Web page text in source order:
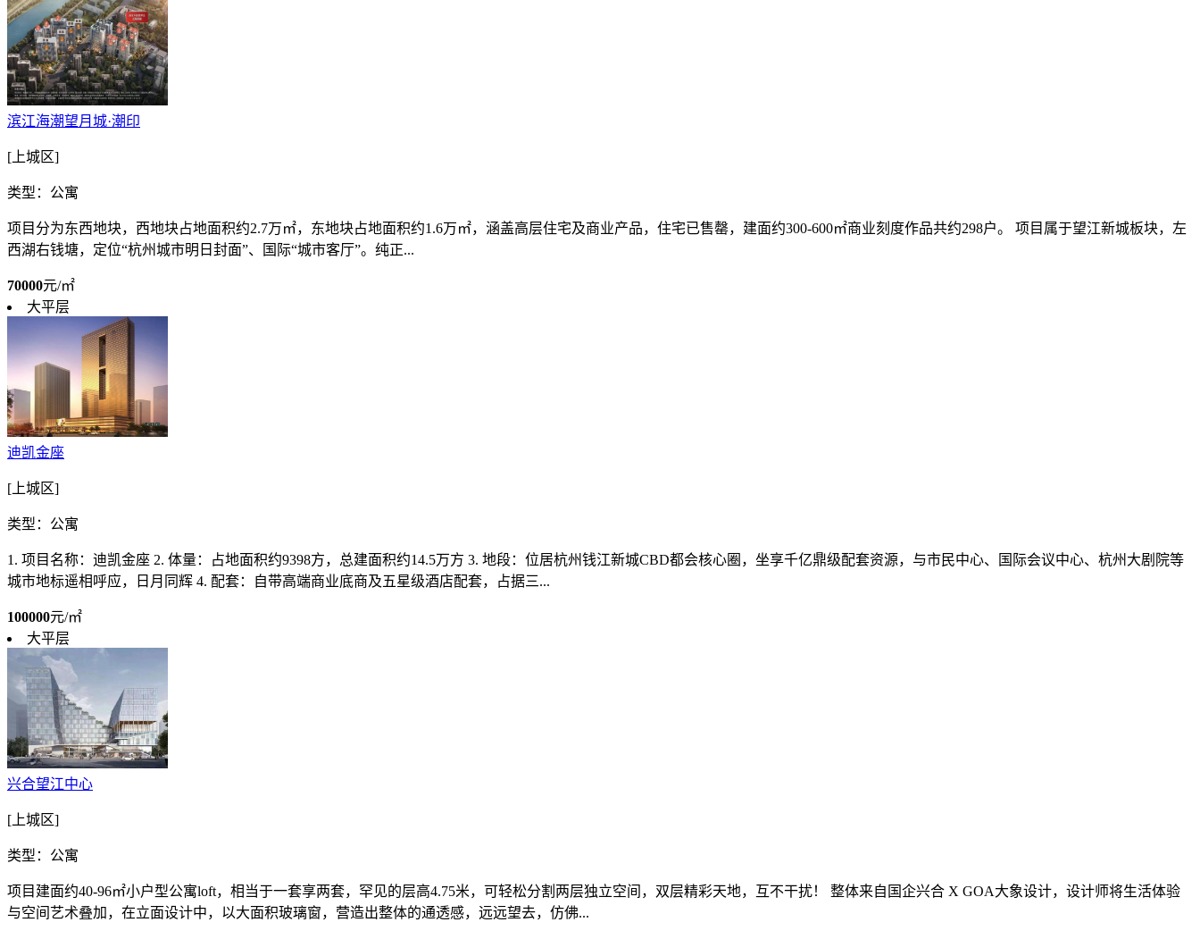
滨江海潮望月城·潮印
[上城区]
类型：公寓
项目分为东西地块，西地块占地面积约2.7万㎡，东地块占地面积约1.6万㎡，涵盖高层住宅及商业产品，住宅已售罄，建面约300-600㎡商业刻度作品共约298户。 项目属于望江新城板块，左
西湖右钱塘，定位“杭州城市明日封面”、国际“城市客厅”。纯正...
70000元/㎡
大平层
迪凯金座
[上城区]
类型：公寓
1. 项目名称：迪凯金座 2. 体量：占地面积约9398方，总建面积约14.5万方 3. 地段：位居杭州钱江新城CBD都会核心圈，坐享千亿鼎级配套资源，与市民中心、国际会议中心、杭州大剧院等
城市地标遥相呼应，日月同辉 4. 配套：自带高端商业底商及五星级酒店配套，占据三...
100000元/㎡
大平层
兴合望江中心
[上城区]
类型：公寓
项目建面约40-96㎡小户型公寓loft，相当于一套享两套，罕见的层高4.75米，可轻松分割两层独立空间，双层精彩天地，互不干扰！ 整体来自国企兴合 X GOA大象设计，设计师将生活体验
与空间艺术叠加，在立面设计中，以大面积玻璃窗，营造出整体的通透感，远远望去，仿佛...